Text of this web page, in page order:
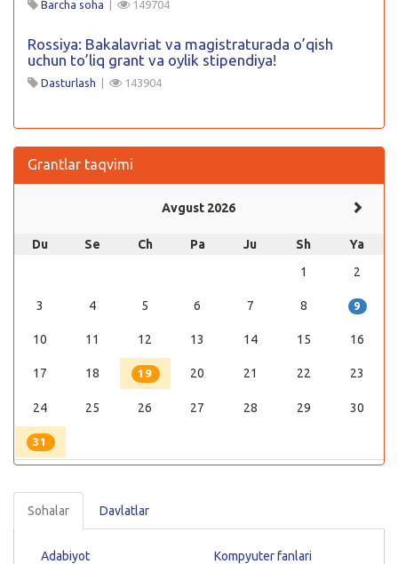
Barcha soha | 149704
Rossiya: Bakalavriat va magistraturada o’qish
uchun to’liq grant va oylik stipendiya!
Dasturlash | 143904
Grantlar taqvimi
Avgust 2026
Du Se Ch Pa Ju Sh
Ya
1
2
3 4 5 6 7 8 9
10 11 12 13 14 15 16
17 18 19 20 21 22 23
24 25 26 27 28 29 30
31
Sohalar Davlatlar
Adabiyot
Kompyuter fanlari